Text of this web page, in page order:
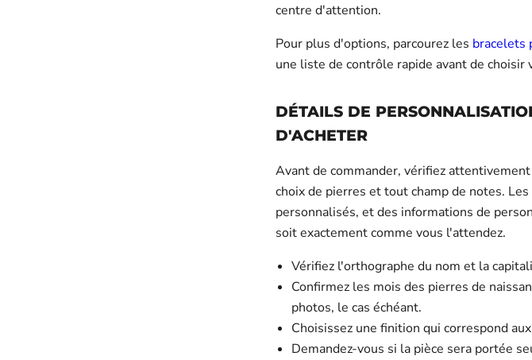
centre d'attention.
Pour plus d'options, parcourez les bracelets
une liste de contrôle rapide avant de choisir
DÉTAILS DE
D'ACHETER
Avant de commander, vérifiez
choix de pierres et tout champ de notes.
personnalisés, et des informations de
soit exactement comme vous l'attendez.
Vérifiez l'orthographe du nom et la
Confirmez les mois des pierres de
photos, le cas échéant.
Choisissez une finition qui correspond
Demandez-vous si la pièce sera portée